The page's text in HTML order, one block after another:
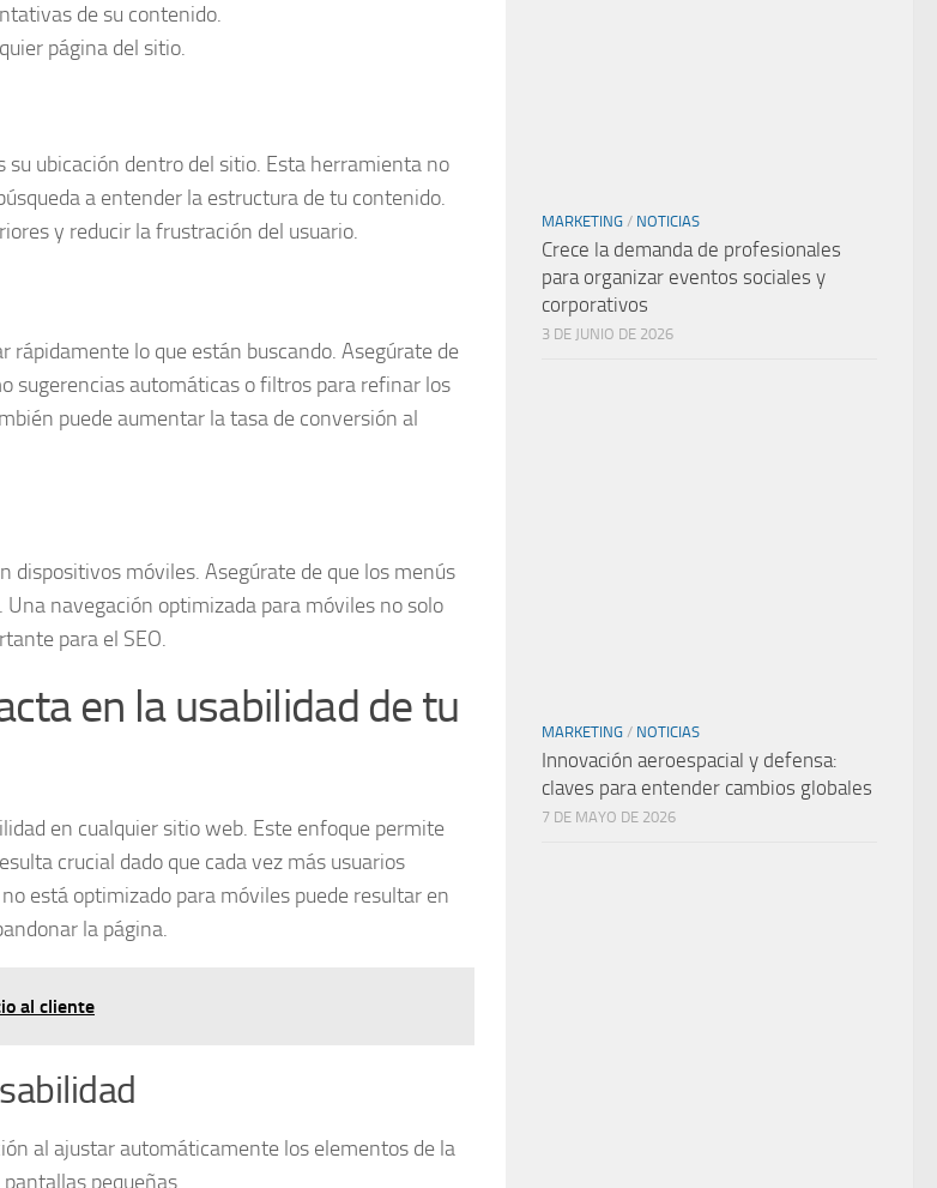
de su contenido.
página del sitio.
ubicación dentro del sitio. Esta herramienta no
a entender la estructura de tu contenido.
y reducir la frustración del usuario.
rápidamente lo que están buscando. Asegúrate de
sugerencias automáticas o filtros para refinar los
puede aumentar la tasa de conversión al
dispositivos móviles. Asegúrate de que los menús
navegación optimizada para móviles no solo
para el SEO.
en la usabilidad de tu
en cualquier sitio web. Este enfoque permite
crucial dado que cada vez más usuarios
está optimizado para móviles puede resultar en
la página.
al cliente
al ajustar automáticamente los elementos de la
pequeñas.
MARKETING / NOTICIAS
Crece la demanda de profesionales
para organizar eventos sociales y
corporativos
3 DE JUNIO DE 2026
MARKETING / NOTICIAS
Innovación aeroespacial y defensa:
claves para entender cambios globales
7 DE MAYO DE 2026